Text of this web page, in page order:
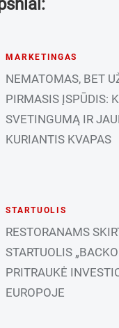
MARKETINGAS
NEMATOMAS, BET
PIRMASIS ĮSPŪDIS:
SVETINGUMĄ IR
KURIANTIS KVAPAS
STARTUOLIS
RESTORANAMS
STARTUOLIS
PRITRAUKĖ
EUROPOJE